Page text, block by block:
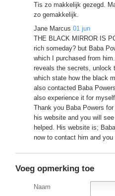
Tis zo makkelijk gezegd.
zo gemakkelijk.
Jane Marcus 01 jun
THE BLACK MIRROR IS
rich someday? but Baba
which I purchased from
reveals the secrets, unlock
which state how the black
also contacted Baba
also experience it for
Thank you Baba Powers
his website and you will
helped. His website is;
now to contact him and
Voeg opmerking toe
Naam